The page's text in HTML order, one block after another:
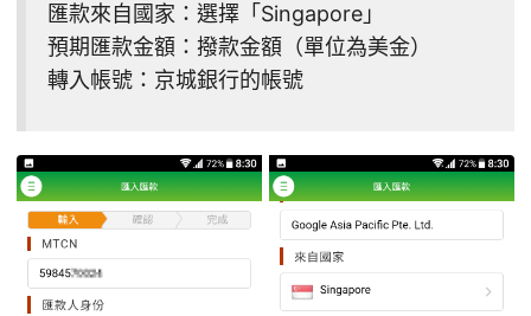
匯款來自國家：選擇「Singapore」
預期匯款金額：撥款金額（單位為美金）
轉入帳號：京城銀行的帳號